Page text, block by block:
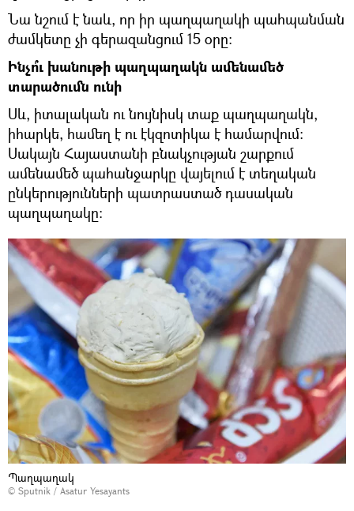
Նա նշում է նաև, որ իր պաղպաղակի պահպանման
ժամկետը չի գերազանցում 15 օրը։
Ինչո՞ւ խանութի պաղպաղակն ամենամեծ
տարածումն ունի
Սև, իտալական ու նույնիսկ տաք պաղպաղակն,
իհարկե, համեղ է ու էկզոտիկա է համարվում։
Սակայն Հայաստանի բնակչության շարքում
ամենամեծ պահանջարկը վայելում է տեղական
ընկերությունների պատրաստած դասական
պաղպաղակը։
Պաղպաղակ
© Sputnik / Asatur Yesayants